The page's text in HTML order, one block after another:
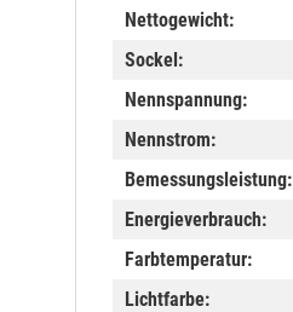
Nettogewicht:
Sockel:
Nennspannung:
Nennstrom:
Bemessungsleistung:
Energieverbrauch:
Farbtemperatur:
Lichtfarbe: